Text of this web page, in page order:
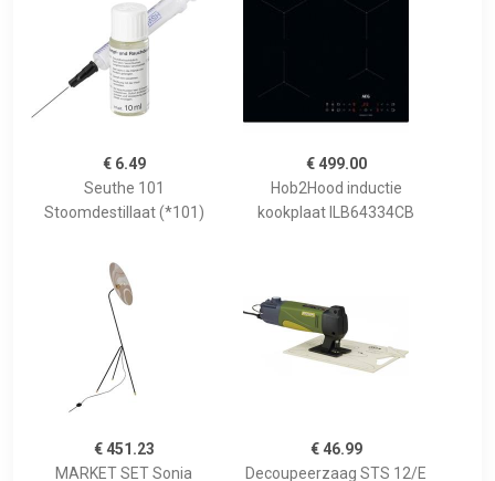
€ 6.49
Seuthe 101
Stoomdestillaat (*101)
€ 499.00
Hob2Hood inductie
kookplaat ILB64334CB
€ 451.23
MARKET SET Sonia
€ 46.99
Decoupeerzaag STS 12/E